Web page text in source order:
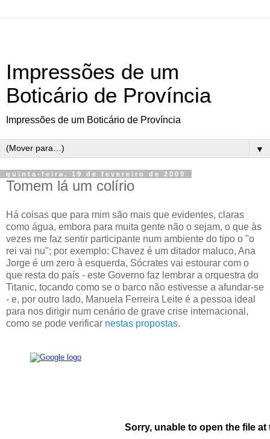
Impressões de um
Boticário de Província
Impressões de um Boticário de Província
▼
quinta-feira, 19 de fevereiro de 2009
Tomem lá um colírio
Há coisas que para mim são mais que evidentes, claras
como água, embora para muita gente não o sejam, o que às
vezes me faz sentir participante num ambiente do tipo o "o
rei vai nu"; por exemplo: Chavez é um ditador maluco, Ana
Jorge é um zero à esquerda, Sócrates vai estourar com o
que resta do país - este Governo faz lembrar a orquestra do
Titanic, tocando como se o barco não estivesse a afundar-se
- e, por outro lado, Manuela Ferreira Leite é a pessoa ideal
para nos dirigir num cenário de grave crise internacional,
como se pode verificar nestas propostas.